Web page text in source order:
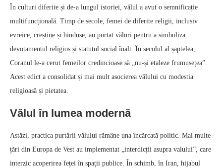
În culturi diferite și de-a lungul istoriei, vălul a avut o semnificație
multifuncțională. Timp de secole, femei de diferite religii, inclusiv
evreice, creștine și hinduse, au purtat văluri pentru a simboliza
devotamentul religios și statutul social înalt. În secolul al șaptelea,
Coranul le-a cerut femeilor credincioase să „nu-și etaleze frumusețea”.
Acest edict a consolidat și mai mult asocierea vălului cu modestia
religioasă și pietatea.
Vălul în lumea modernă
Astăzi, practica purtării vălului rămâne una încărcată politic. Mai multe
țări din Europa de Vest au implementat „interdicții asupra valului”, care
interzic acoperirea feței în spații publice. În schimb, în Iran, hijabul